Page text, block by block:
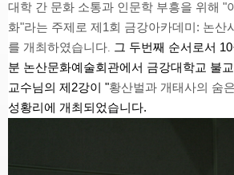
대학 간 문화 소통과 인문학 부흥을 위해 "
화"라는 주제로 제1회 금강아카데미: 논산
를 개최하였습니다. 그 두번째 순서로서
분 논산문화예술회관에서 금강대학교 불
교수님의 제2강이 "황산벌과 개태사의 숨
성황리에 개최되었습니다.